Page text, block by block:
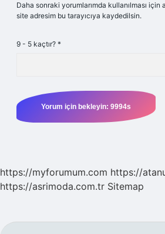
Daha sonraki yorumlarımda kullanılması için
site adresim bu tarayıcıya kaydedilsin.
9 - 5 kaçtır? *
https://myforumum.com https://
https://asrimoda.com.tr Sitemap